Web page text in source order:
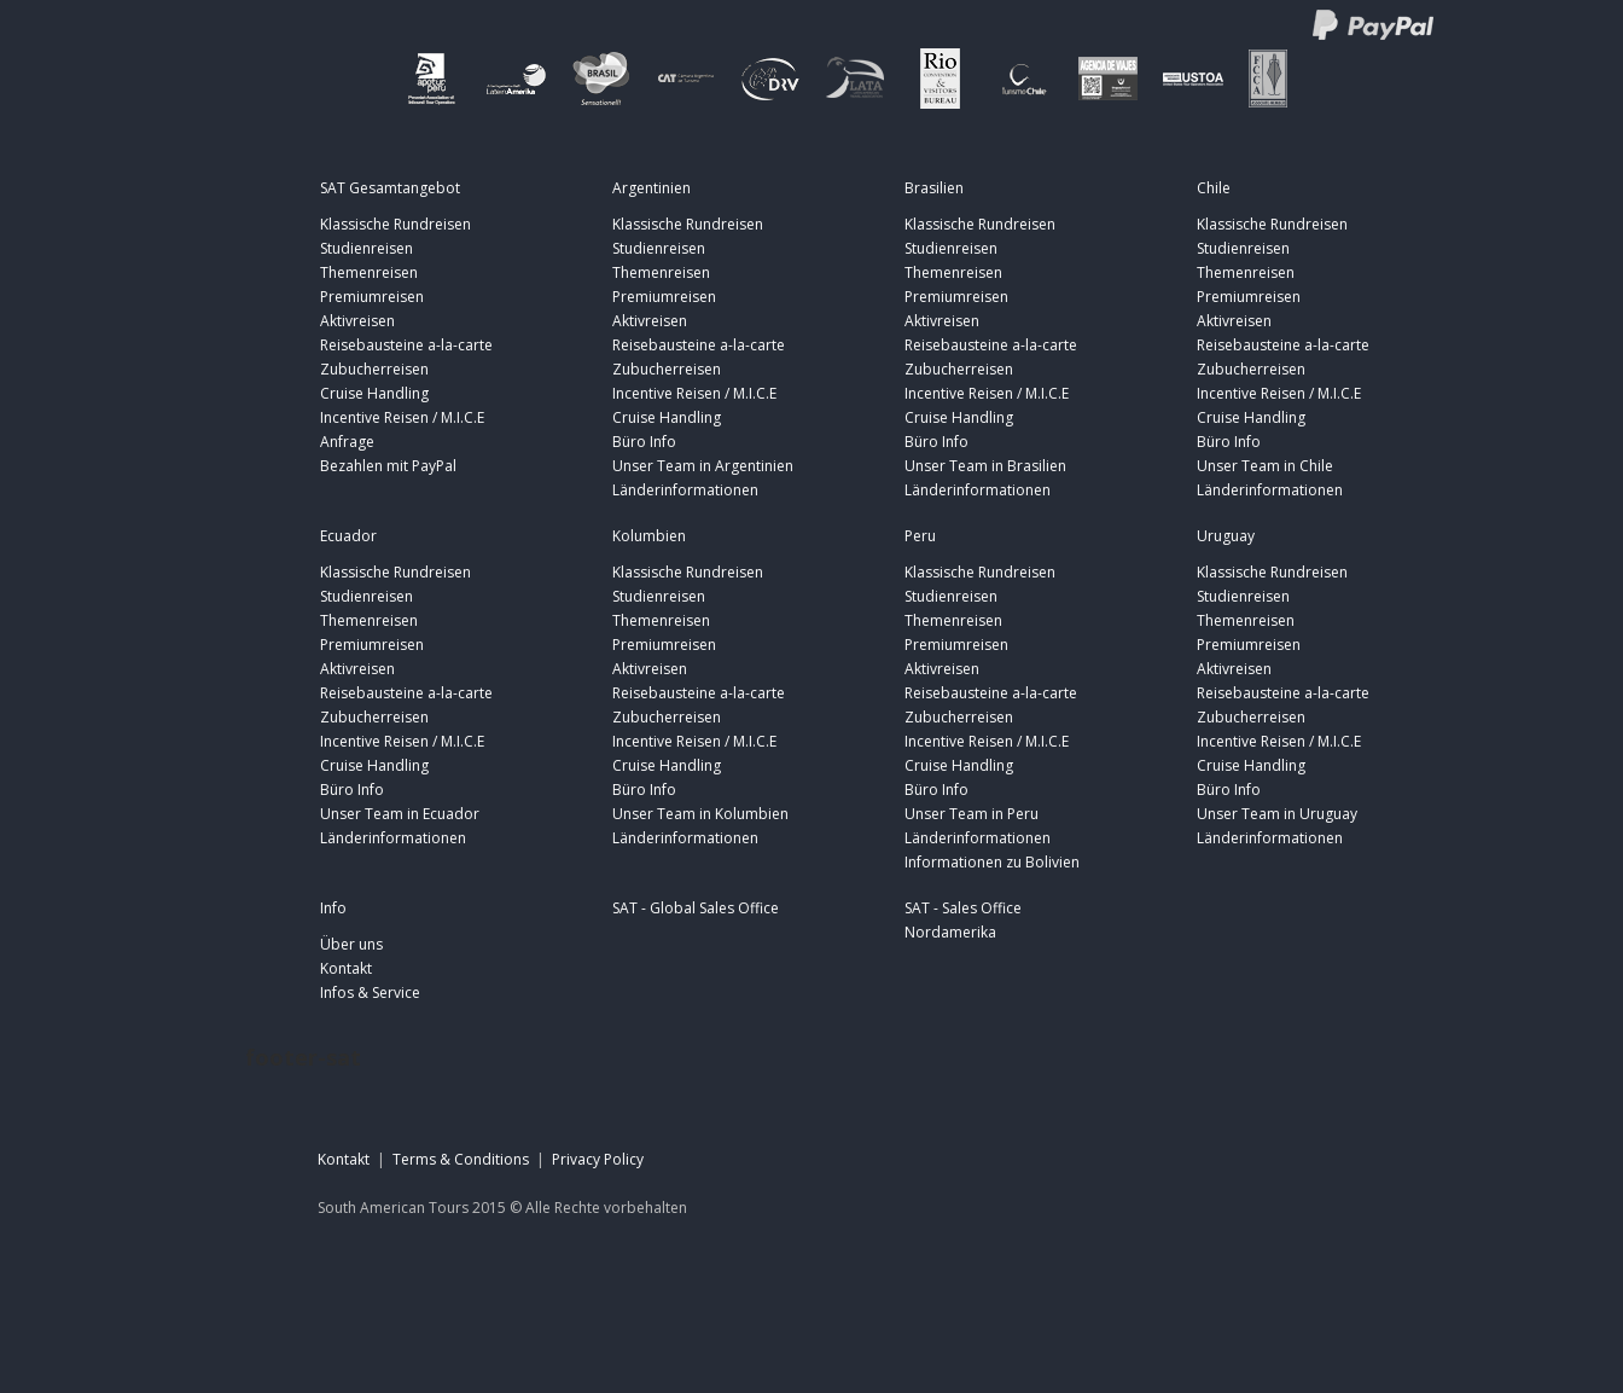
SAT Gesamtangebot
Klassische Rundreisen
Studienreisen
Themenreisen
Premiumreisen
Aktivreisen
Reisebausteine a-la-carte
Zubucherreisen
Cruise Handling
Incentive Reisen / M.I.C.E
Anfrage
Bezahlen mit PayPal
Argentinien
Klassische Rundreisen
Studienreisen
Themenreisen
Premiumreisen
Aktivreisen
Reisebausteine a-la-carte
Zubucherreisen
Incentive Reisen / M.I.C.E
Cruise Handling
Büro Info
Unser Team in Argentinien
Länderinformationen
Brasilien
Klassische Rundreisen
Studienreisen
Themenreisen
Premiumreisen
Aktivreisen
Reisebausteine a-la-carte
Zubucherreisen
Incentive Reisen / M.I.C.E
Cruise Handling
Büro Info
Unser Team in Brasilien
Länderinformationen
Chile
Klassische Rundreisen
Studienreisen
Themenreisen
Premiumreisen
Aktivreisen
Reisebausteine a-la-carte
Zubucherreisen
Incentive Reisen / M.I.C.E
Cruise Handling
Büro Info
Unser Team in Chile
Länderinformationen
Ecuador
Klassische Rundreisen
Studienreisen
Themenreisen
Premiumreisen
Aktivreisen
Reisebausteine a-la-carte
Zubucherreisen
Incentive Reisen / M.I.C.E
Cruise Handling
Büro Info
Unser Team in Ecuador
Länderinformationen
Kolumbien
Klassische Rundreisen
Studienreisen
Themenreisen
Premiumreisen
Aktivreisen
Reisebausteine a-la-carte
Zubucherreisen
Incentive Reisen / M.I.C.E
Cruise Handling
Büro Info
Unser Team in Kolumbien
Länderinformationen
Peru
Klassische Rundreisen
Studienreisen
Themenreisen
Premiumreisen
Aktivreisen
Reisebausteine a-la-carte
Zubucherreisen
Incentive Reisen / M.I.C.E
Cruise Handling
Büro Info
Unser Team in Peru
Länderinformationen
Informationen zu Bolivien
Uruguay
Klassische Rundreisen
Studienreisen
Themenreisen
Premiumreisen
Aktivreisen
Reisebausteine a-la-carte
Zubucherreisen
Incentive Reisen / M.I.C.E
Cruise Handling
Büro Info
Unser Team in Uruguay
Länderinformationen
Info
Über uns
Kontakt
Infos & Service
SAT - Global Sales Office
SAT - Sales Office
Nordamerika
Kontakt | Terms & Conditions | Privacy Policy
South American Tours 2015 ©Alle Rechte vorbehalten